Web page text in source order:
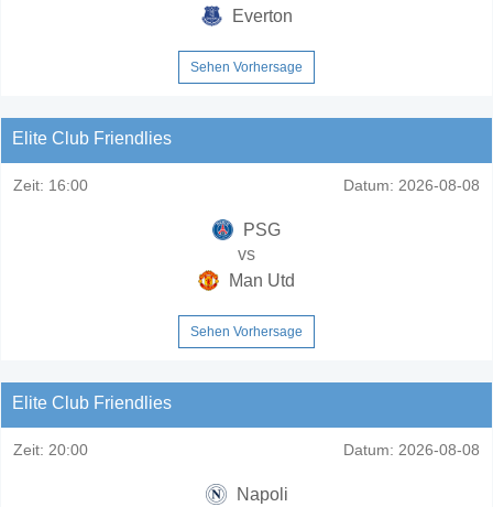
Everton
Sehen Vorhersage
Elite Club Friendlies
Zeit: 16:00 Datum: 2026-08-08
PSG
vs
Man Utd
Sehen Vorhersage
Elite Club Friendlies
Zeit: 20:00 Datum: 2026-08-08
Napoli